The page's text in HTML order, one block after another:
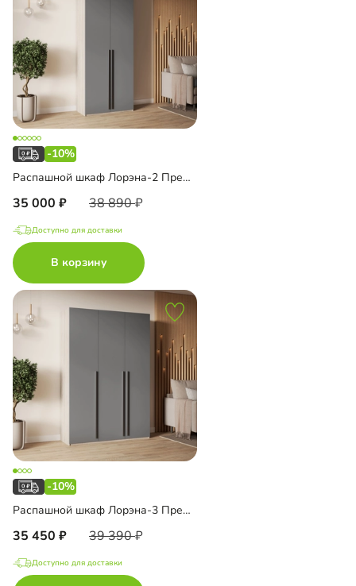
-10%
Распашной шкаф Лорэна-2 Премиум с антресолью
35 000 38 890
Доступно для доставки
В корзину
-10%
Распашной шкаф Лорэна-3 Премиум
35 450 39 390
Доступно для доставки